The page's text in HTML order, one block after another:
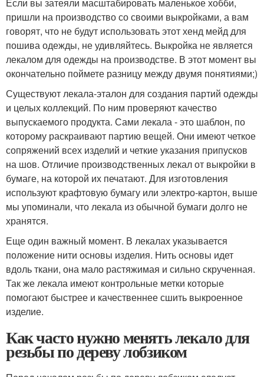
Если вы затеяли масштабировать маленькое хобби,
пришли на производство со своими выкройками, а вам
говорят, что не будут использовать этот хенд мейд для
пошива одежды, не удивляйтесь. Выкройка не является
лекалом для одежды на производстве. В этот момент вы
окончательно поймете разницу между двумя понятиями;)
Существуют лекала-эталон для создания партий одежды
и целых коллекций. По ним проверяют качество
выпускаемого продукта. Сами лекала - это шаблон, по
которому раскраивают партию вещей. Они имеют четкое
сопряжений всех изделий и четкие указания припусков
на шов. Отличие производственных лекал от выкройки в
бумаге, на которой их печатают. Для изготовления
используют крафтовую бумагу или электро-картон, выше
мы упоминали, что лекала из обычной бумаги долго не
хранятся.
Еще один важный момент. В лекалах указывается
положение нити основы изделия. Нить основы идет
вдоль ткани, она мало растяжимая и сильно скрученная.
Так же лекала имеют контрольные метки которые
помогают быстрее и качественнее сшить выкроенное
изделие.
Как часто нужно менять лекало для
резьбы по дереву лобзиком